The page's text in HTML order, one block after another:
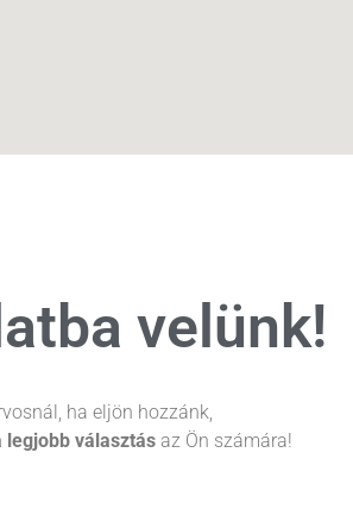
velünk!
ha eljön hozzánk,
legjobb választás az Ön számára!